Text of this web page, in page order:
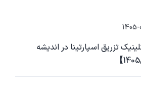
تزریق اسپارتینا در اندیشه